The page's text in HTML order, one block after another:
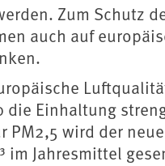
Zum Schutz
auch auf
Einhaltung
PM2,5 wird der
im Jahresmittel